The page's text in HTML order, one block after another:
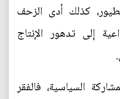
كذلك أدى الزحف
إلى تدهور الإنتاج
السياسية، فالفقر